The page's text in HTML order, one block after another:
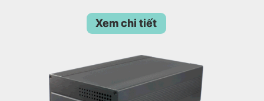
Xem chi tiết